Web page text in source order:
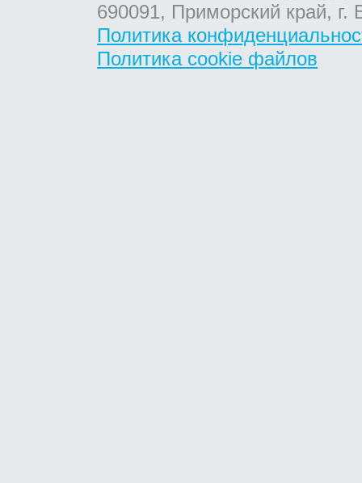
690091, Приморский край,
Политика
Политика cookie файлов